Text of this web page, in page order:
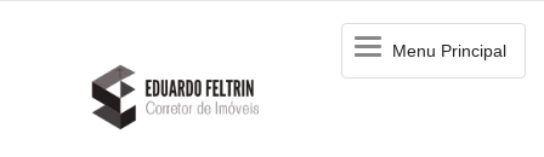
MenuMenu Principal
Nome Completo: